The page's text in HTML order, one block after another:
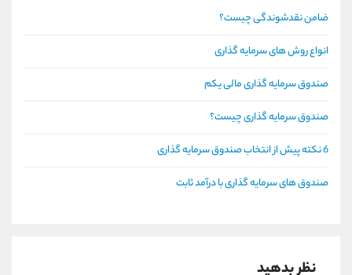
ضامن نقدشوندگی چیست؟
انواع روش های سرمایه گذاری
صندوق سرمایه گذاری مالی یکم
صندوق سرمایه گذاری چیست؟
6 نکته پیش از انتخاب صندوق سرمایه گذاری
صندوق های سرمایه گذاری با درآمد ثابت
نظر بدهید